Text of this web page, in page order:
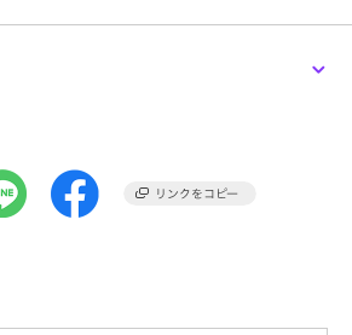
ラーにて掲載しておりますが、ご使用のパソ
合がございますので、予めご了承ください。
チュラルブランド